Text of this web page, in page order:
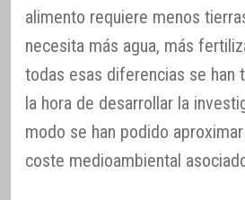
alimento requiere menos
necesita más agua, más
todas esas diferencias se han
la hora de desarrollar la
modo se han podido
coste medioambiental